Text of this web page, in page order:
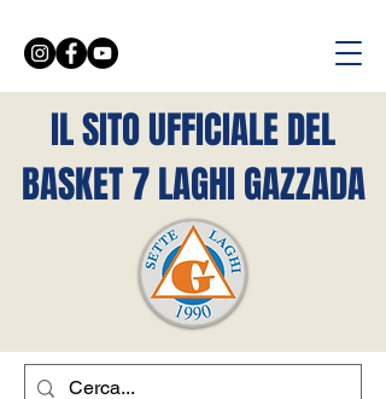
IL SITO UFFICIALE DEL
BASKET 7 LAGHI GAZZADA